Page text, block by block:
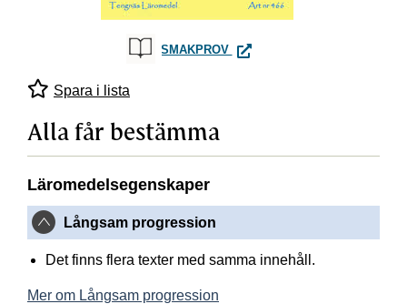
SMAKPROV ALLA FÅR BESTÄMMA
Spara i lista
Alla får bestämma
Läromedelsegenskaper
Långsam progression
Det finns flera texter med samma innehåll.
Mer om Långsam progression